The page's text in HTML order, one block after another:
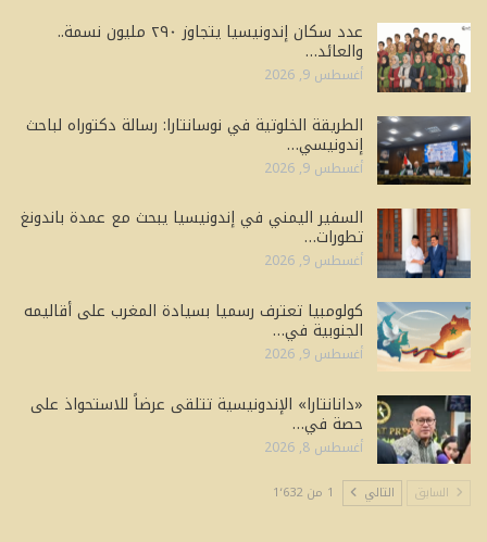
عدد سكان إندونيسيا يتجاوز ٢٩٠ مليون نسمة..
والعائد…
أغسطس 9, 2026
الطريقة الخلوتية في نوسانتارا: رسالة دكتوراه لباحث
إندونيسي…
أغسطس 9, 2026
السفير اليمني في إندونيسيا يبحث مع عمدة باندونغ
تطورات…
أغسطس 9, 2026
كولومبيا تعترف رسميا بسيادة المغرب على أقاليمه
الجنوبية في…
أغسطس 9, 2026
«دانانتارا» الإندونيسية تتلقى عرضاً للاستحواذ على
حصة في…
أغسطس 8, 2026
السابق التالي 1 من 1٬632